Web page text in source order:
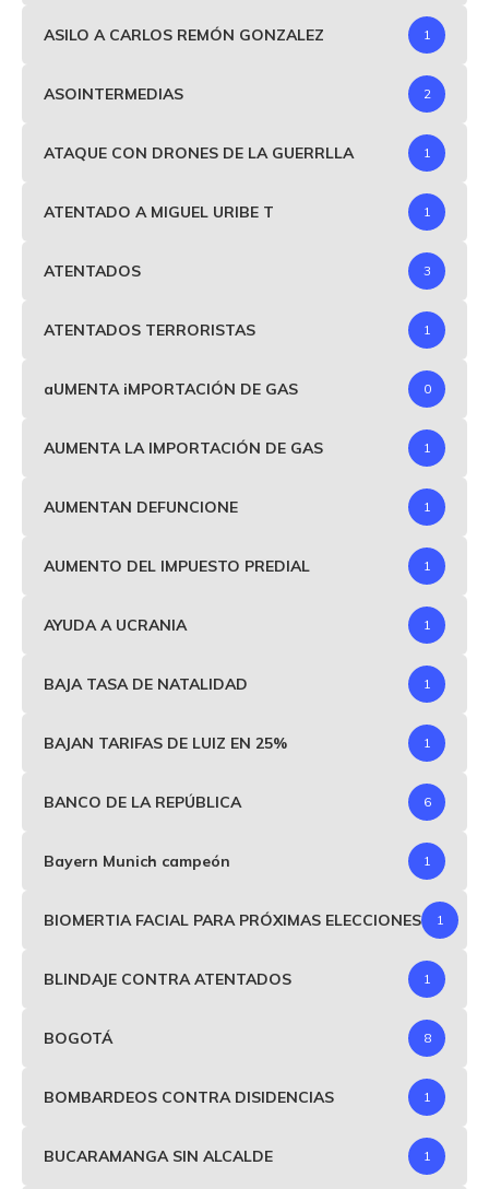
ASILO A CARLOS REMÓN GONZALEZ 1
ASOINTERMEDIAS 2
ATAQUE CON DRONES DE LA GUERRLLA 1
ATENTADO A MIGUEL URIBE T 1
ATENTADOS 3
ATENTADOS TERRORISTAS 1
aUMENTA iMPORTACIÓN DE GAS 0
AUMENTA LA IMPORTACIÓN DE GAS 1
AUMENTAN DEFUNCIONE 1
AUMENTO DEL IMPUESTO PREDIAL 1
AYUDA A UCRANIA 1
BAJA TASA DE NATALIDAD 1
BAJAN TARIFAS DE LUIZ EN 25% 1
BANCO DE LA REPÚBLICA 6
Bayern Munich campeón 1
BIOMERTIA FACIAL PARA PRÓXIMAS ELECCIONES 1
BLINDAJE CONTRA ATENTADOS 1
BOGOTÁ 8
BOMBARDEOS CONTRA DISIDENCIAS 1
BUCARAMANGA SIN ALCALDE 1